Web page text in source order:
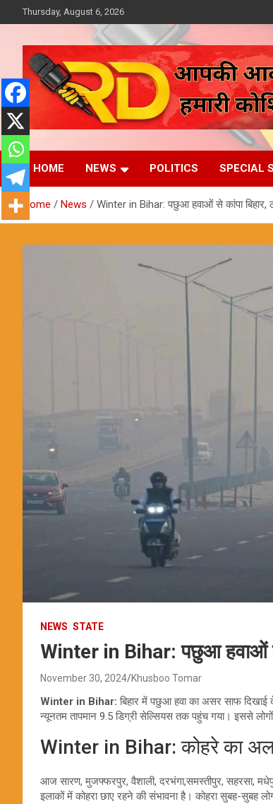
to
Thursday, August 6, 2026
Reporter Diaries
आपकी आवाज, हमारी कोशिश
HOME NEWS POLITICS SPECIAL
Home News Winter in Bihar: पछुआ हवाओं से कांपा बिहार,
NEWS STATE
Winter in Bihar: पछुआ हवाओं से
November 30, 2024 Khusboo Tomar
Winter in Bihar: बिहार में पछुआ हवा का असर साफ दिखाई
न्यूनतम तापमान 9.5 डिग्री सेल्सियस तक पहुंच गया। इससे लोगों
Winter in Bihar: कोहरे का
आज सारण, मुजफ्फरपुर, वैशाली, दरभंगा,समस्तीपुर, सहरसा,
इलाकों में कोहरा छाए रहने की संभावना है। कोहरा सुबह-सुबह